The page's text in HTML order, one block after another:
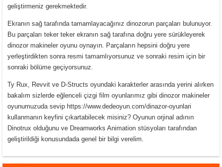
geliştirmeniz gerekmektedir.
Ekranın sağ tarafında tamamlayacağınız dinozorun parçaları bulunuyor.
Bu parçaları teker teker ekranın sağ tarafına doğru yere sürükleyerek
dinozor makineler oyunu oynayın. Parçaların hepsini doğru yere
yerleştirdikten sonra resmi tamamlıyorsunuz ve sonraki resim için bir
sonraki bölüme geçiyorsunuz.
Ty Rux, Revvit ve D-Structs oyundaki karakterler arasında yerini alırken
bakalım sizlerde eğlenceli çizgi film oyunlarımız gibi dinozor makineler
oyunumuzuda sevip https://www.dedeoyun.com/dinazor-oyunlari
kullanmanın keyfini çıkartabilecek misiniz? Oyunun orjinal adının
Dinotrux olduğunu ve Dreamworks Animation stüsyoları tarafından
geliştirildiği konusundada genel bir bilgi verelim.